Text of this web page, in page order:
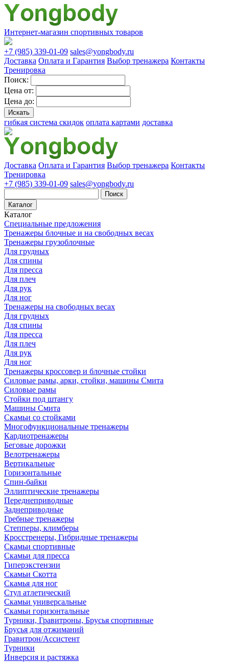
Интернет-магазин спортивных товаров
+7 (985) 339-01-09 sales@yongbody.ru
Доставка Оплата и Гарантия Выбор тренажера Контакты
Тренировка
Поиск:
Цена от:
Цена до:
гибкая система скидок оплата картами доставка
Доставка Оплата и Гарантия Выбор тренажера Контакты
Тренировка
+7 (985) 339-01-09 sales@yongbody.ru
Поиск
Каталог
Каталог
Специальные предложения
Тренажеры блочные и на свободных весах
Тренажеры грузоблочные
Для грудных
Для спины
Для пресса
Для плеч
Для рук
Для ног
Тренажеры на свободных весах
Для грудных
Для спины
Для пресса
Для плеч
Для рук
Для ног
Тренажеры кроссовер и блочные стойки
Силовые рамы, арки, стойки, машины Смита
Силовые рамы
Стойки под штангу
Машины Смита
Скамьи со стойками
Многофункциональные тренажеры
Кардиотренажеры
Беговые дорожки
Велотренажеры
Вертикальные
Горизонтальные
Спин-байки
Эллиптические тренажеры
Переднеприводные
Заднеприводные
Гребные тренажеры
Степперы, климберы
Кросстренеры, Гибридные тренажеры
Скамьи спортивные
Скамьи для пресса
Гиперэкстензии
Скамьи Скотта
Скамья для ног
Стул атлетический
Скамьи универсальные
Скамьи горизонтальные
Турники, Гравитроны, Брусья спортивные
Брусья для отжиманий
Гравитрон/Ассистент
Турники
Инверсия и растяжка